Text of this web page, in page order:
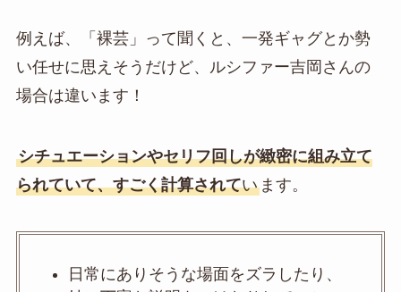
例えば、「裸芸」って聞くと、一発ギャグとか勢
い任せに思えそうだけど、ルシファー吉岡さんの
場合は違います！
シチュエーションやセリフ回しが緻密に組み立て
られていて、すごく計算されています。
日常にありそうな場面をズラしたり、